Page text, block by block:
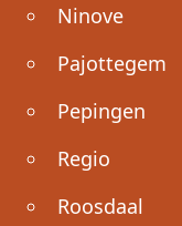
Ninove
Pajottegem
Pepingen
Regio
Roosdaal